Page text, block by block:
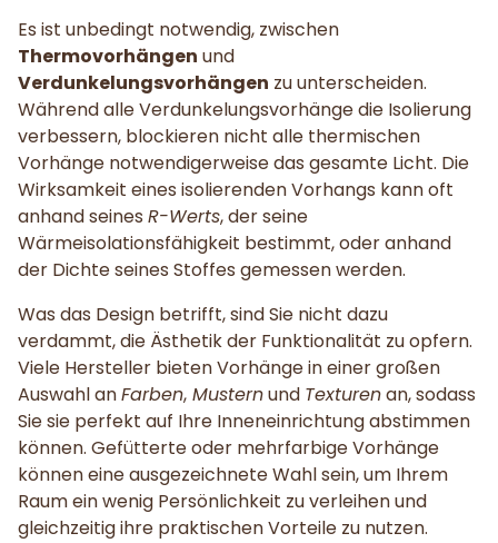
Es ist unbedingt notwendig, zwischen
Thermovorhängen und
Verdunkelungsvorhängen zu unterscheiden.
Während alle Verdunkelungsvorhänge die Isolierung
verbessern, blockieren nicht alle thermischen
Vorhänge notwendigerweise das gesamte Licht. Die
Wirksamkeit eines isolierenden Vorhangs kann oft
anhand seines R-Werts, der seine
Wärmeisolationsfähigkeit bestimmt, oder anhand
der Dichte seines Stoffes gemessen werden.
Was das Design betrifft, sind Sie nicht dazu
verdammt, die Ästhetik der Funktionalität zu opfern.
Viele Hersteller bieten Vorhänge in einer großen
Auswahl anFarben, Musternund Texturenan, sodass
Sie sie perfekt auf Ihre Inneneinrichtung abstimmen
können. Gefütterte oder mehrfarbige Vorhänge
können eine ausgezeichnete Wahl sein, um Ihrem
Raum ein wenig Persönlichkeit zu verleihen und
gleichzeitig ihre praktischen Vorteile zu nutzen.